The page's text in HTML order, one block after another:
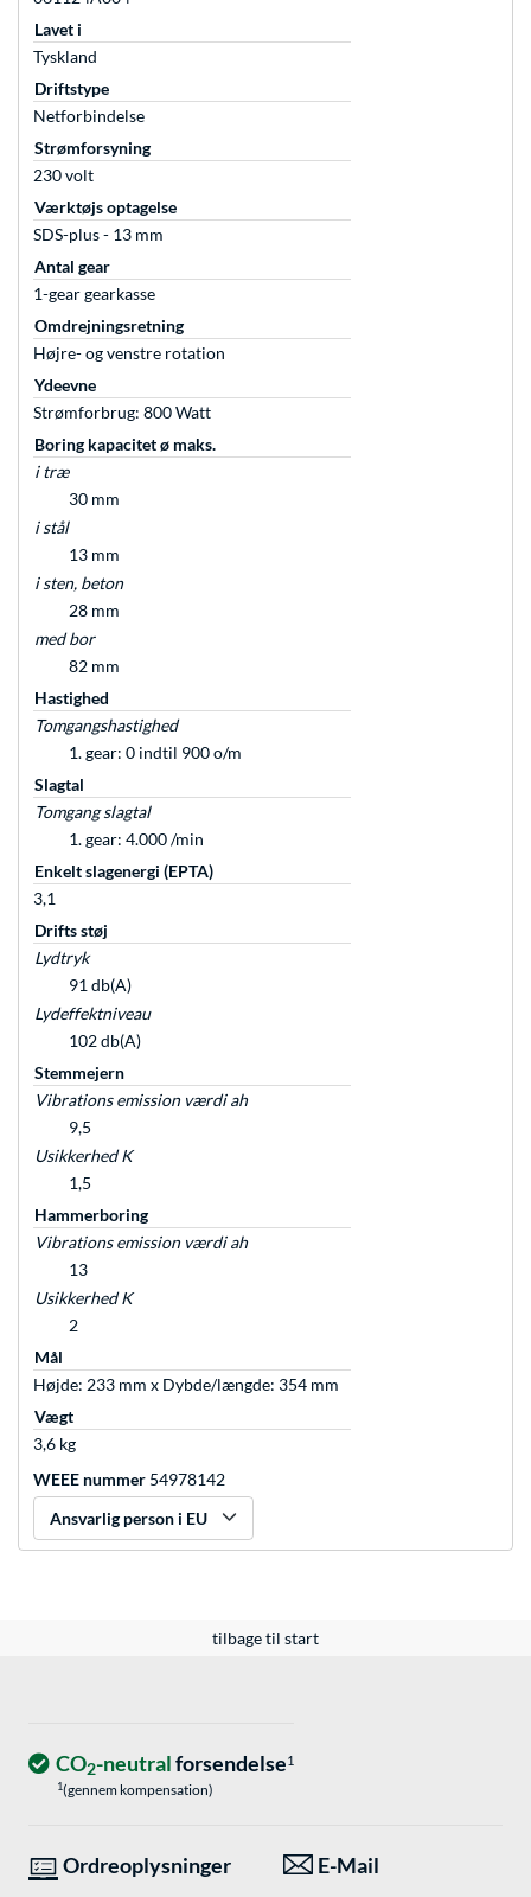
Lavet i
Tyskland
Driftstype
Netforbindelse
Strømforsyning
230 volt
Værktøjs optagelse
SDS-plus - 13 mm
Antal gear
1-gear gearkasse
Omdrejningsretning
Højre- og venstre rotation
Ydeevne
Strømforbrug: 800 Watt
Boring kapacitet ø maks.
i træ
30 mm
i stål
13 mm
i sten, beton
28 mm
med bor
82 mm
Hastighed
Tomgangshastighed
1. gear: 0 indtil 900 o/m
Slagtal
Tomgang slagtal
1. gear: 4.000 /min
Enkelt slagenergi (EPTA)
3,1
Drifts støj
Lydtryk
91 db(A)
Lydeffektniveau
102 db(A)
Stemmejern
Vibrations emission værdi ah
9,5
Usikkerhed K
1,5
Hammerboring
Vibrations emission værdi ah
13
Usikkerhed K
2
Mål
Højde: 233 mm x Dybde/længde: 354 mm
Vægt
3,6 kg
WEEE nummer 54978142
Ansvarlig person i EU
tilbage til start
CO2-neutralforsendelse1
1(gennem kompensation)
Ordreoplysninger E-Mail